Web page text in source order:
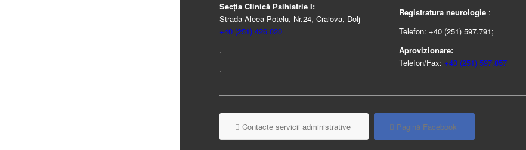
Secția Clinică Psihiatrie I:
Strada Aleea Potelu, Nr.24, Craiova, Dolj
+40 (251) 426.020
.
.
Registratura neurologie:
Telefon: +40 (251) 597.791;
Aprovizionare:
Telefon/Fax: +40 (251) 597.857
Contacte servicii administrative Pagină Facebook